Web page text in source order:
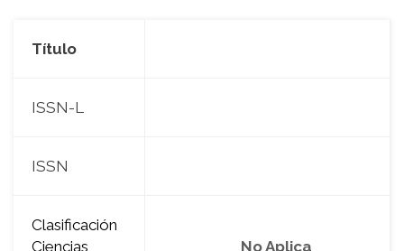
Título
ISSN-L
ISSN
Clasificación
Ciencias
No Aplica